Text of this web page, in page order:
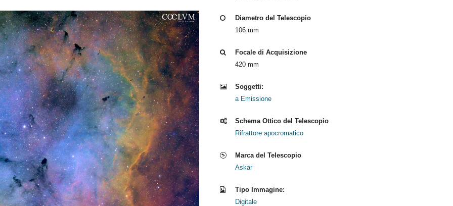
Diametro del Telescopio
106 mm
Focale di Acquisizione
420 mm
Soggetti:
a Emissione
Schema Ottico del Telescopio
Rifrattore apocromatico
Marca del Telescopio
Askar
Tipo Immagine:
Digitale